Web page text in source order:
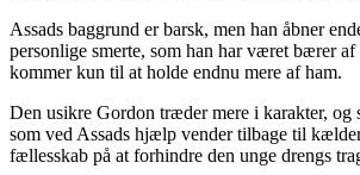
Assads baggrund er barsk, men han åbner
personlige smerte, som han har været bærer af
kommer kun til at holde endnu mere af ham.
Den usikre Gordon træder mere i karakter, og
som ved Assads hjælp vender tilbage til
fællesskab på at forhindre den unge drengs